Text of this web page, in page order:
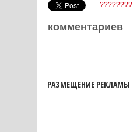
????????
комментариев
РАЗМЕЩЕНИЕ РЕКЛАМЫ